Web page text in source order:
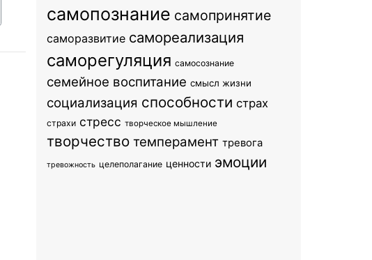
самопознание самопринятие
саморазвитие самореализация
саморегуляция самосознание
семейное воспитание смысл жизни
социализация способности страх
страхи стресс творческое мышление
творчество темперамент тревога
тревожность целеполагание ценности эмоции